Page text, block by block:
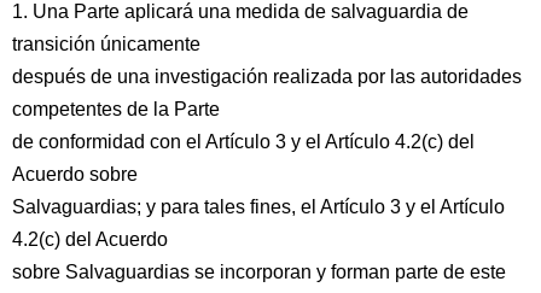
1. Una Parte aplicará una medida de salvaguardia de
transición únicamente
después de una investigación realizada por las autoridades
competentes de la Parte
de conformidad con el Artículo 3 y el Artículo 4.2(c) del
Acuerdo sobre
Salvaguardias; y para tales fines, el Artículo 3 y el Artículo
4.2(c) del Acuerdo
sobre Salvaguardias se incorporan y forman parte de este